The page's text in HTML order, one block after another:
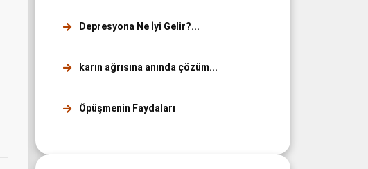
Depresyona Ne İyi Gelir?...
karın ağrısına anında çözüm...
Öpüşmenin Faydaları